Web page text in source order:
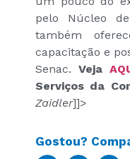
pelo Núcleo
também
capacitação e
Senac. Veja
Serviços da
Zaidler]]>
Gostou?